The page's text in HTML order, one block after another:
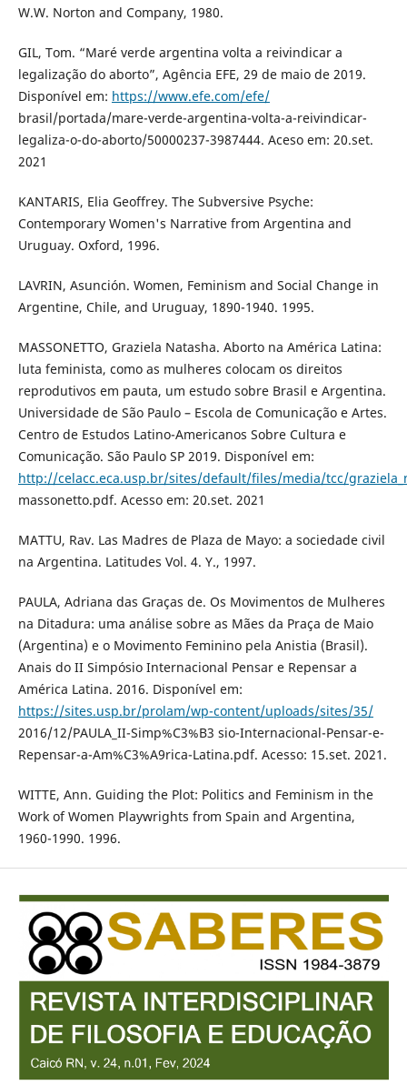
W.W. Norton and Company, 1980.
GIL, Tom. “Maré verde argentina volta a reivindicar a
legalização do aborto”, Agência EFE, 29 de maio de 2019.
Disponível em: https://www.efe.com/efe/
brasil/portada/mare-verde-argentina-volta-a-reivindicar-
legaliza-o-do-aborto/50000237-3987444. Aceso em: 20.set.
2021
KANTARIS, Elia Geoffrey. The Subversive Psyche:
Contemporary Women's Narrative from Argentina and
Uruguay. Oxford, 1996.
LAVRIN, Asunción. Women, Feminism and Social Change in
Argentine, Chile, and Uruguay, 1890-1940. 1995.
MASSONETTO, Graziela Natasha. Aborto na América Latina:
luta feminista, como as mulheres colocam os direitos
reprodutivos em pauta, um estudo sobre Brasil e Argentina.
Universidade de São Paulo – Escola de Comunicação e Artes.
Centro de Estudos Latino-Americanos Sobre Cultura e
Comunicação. São Paulo SP 2019. Disponível em:
http://celacc.eca.usp.br/sites/default/files/media/tcc/
massonetto.pdf. Acesso em: 20.set. 2021
MATTU, Rav. Las Madres de Plaza de Mayo: a sociedade civil
na Argentina. Latitudes Vol. 4. Y., 1997.
PAULA, Adriana das Graças de. Os Movimentos de Mulheres
na Ditadura: uma análise sobre as Mães da Praça de Maio
(Argentina) e o Movimento Feminino pela Anistia (Brasil).
Anais do II Simpósio Internacional Pensar e Repensar a
América Latina. 2016. Disponível em:
https://sites.usp.br/prolam/wp-content/uploads/sites/35/
2016/12/PAULA_II-Simp%C3%B3 sio-Internacional-Pensar-e-
Repensar-a-Am%C3%A9rica-Latina.pdf. Acesso: 15.set. 2021.
WITTE, Ann. Guiding the Plot: Politics and Feminism in the
Work of Women Playwrights from Spain and Argentina,
1960-1990. 1996.